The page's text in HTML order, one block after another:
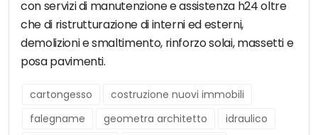
con servizi di manutenzione e assistenza h24 oltre
che di ristrutturazione di interni ed esterni,
demolizioni e smaltimento, rinforzo solai, massetti e
posa pavimenti.
cartongesso
costruzione nuovi immobili
falegname
geometra architetto
idraulico